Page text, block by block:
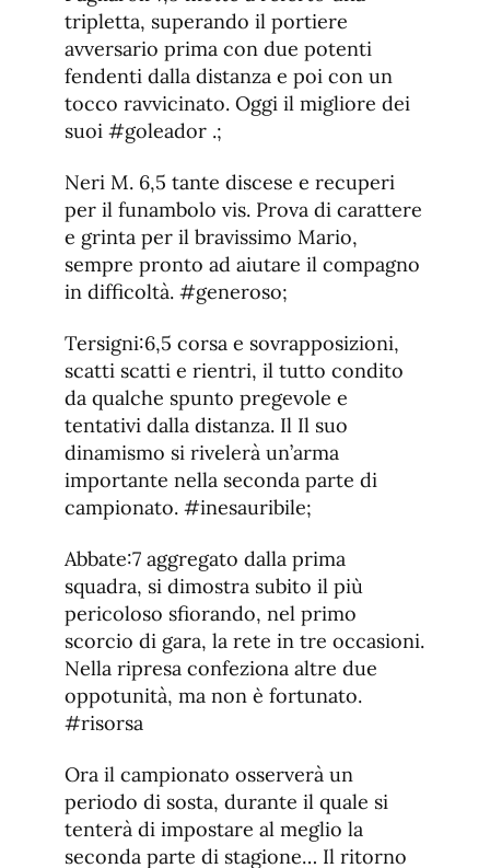
tripletta, superando il portiere
avversario prima con due potenti
fendenti dalla distanza e poi con un
tocco ravvicinato. Oggi il migliore dei
suoi #goleador .;
Neri M. 6,5 tante discese e recuperi
per il funambolo vis. Prova di carattere
e grinta per il bravissimo Mario,
sempre pronto ad aiutare il compagno
in difficoltà. #generoso;
Tersigni:6,5 corsa e sovrapposizioni,
scatti scatti e rientri, il tutto condito
da qualche spunto pregevole e
tentativi dalla distanza. Il Il suo
dinamismo si rivelerà un’arma
importante nella seconda parte di
campionato. #inesauribile;
Abbate:7 aggregato dalla prima
squadra, si dimostra subito il più
pericoloso sfiorando, nel primo
scorcio di gara, la rete in tre occasioni.
Nella ripresa confeziona altre due
oppotunità, ma non è fortunato.
#risorsa
Ora il campionato osserverà un
periodo di sosta, durante il quale si
tenterà di impostare al meglio la
seconda parte di stagione… Il ritorno